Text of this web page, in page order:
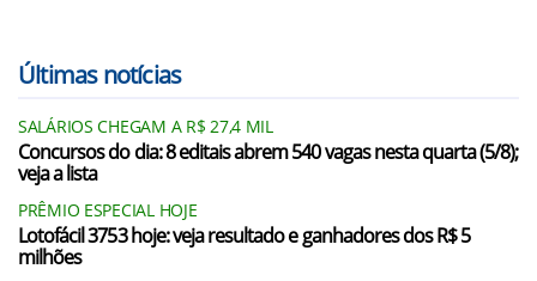
Últimas notícias
SALÁRIOS CHEGAM A R$ 27,4 MIL
Concursos do dia: 8 editais abrem 540 vagas nesta quarta (5/8);
veja a lista
PRÊMIO ESPECIAL HOJE
Lotofácil 3753 hoje: veja resultado e ganhadores dos R$ 5
milhões